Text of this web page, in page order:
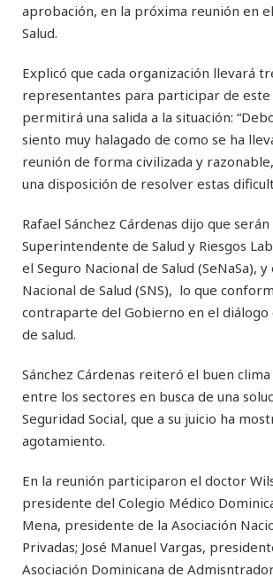
aprobación, en la próxima reunión en
Salud.
Explicó que cada organización llevará
representantes para participar de este
permitirá una salida a la situación:
siento muy halagado de como se ha
reunión de forma civilizada y
una disposición de resolver estas
Rafael Sánchez Cárdenas dijo que
Superintendente de Salud y Riesgos
el Seguro Nacional de Salud (SeNaSa),
Nacional de Salud (SNS), lo que
contraparte del Gobierno en el diálogo
de salud.
Sánchez Cárdenas reiteró el buen
entre los sectores en busca de una
Seguridad Social, que a su juicio ha
agotamiento.
En la reunión participaron el doctor
presidente del Colegio Médico
Mena, presidente de la Asociación
Privadas; José Manuel Vargas,
Asociación Dominicana de